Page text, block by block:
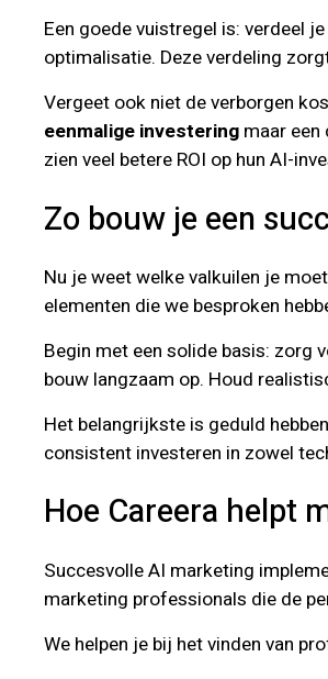
Een goede vuistregel is: verdeel
optimalisatie. Deze verdeling
Vergeet ook niet de verborgen
eenmalige investering maar
zien veel betere ROI op hun AI-
Zo bouw je een
Nu je weet welke valkuilen je
elementen die we besproken
Begin met een solide basis: zorg
bouw langzaam op. Houd
Het belangrijkste is geduld
consistent investeren in zowel
Hoe Careera helpt
Succesvolle AI marketing
marketing professionals die de
We helpen je bij het vinden van